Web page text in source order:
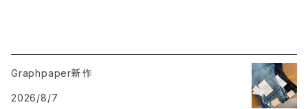
Graphpaper新作
2026/8/7